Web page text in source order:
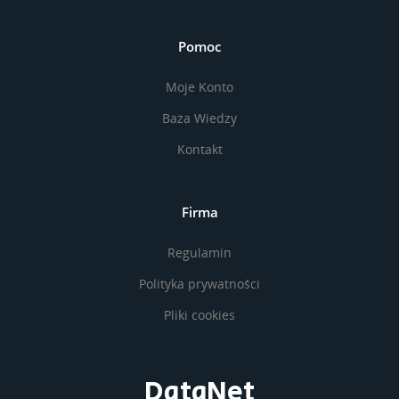
Pomoc
Moje Konto
Baza Wiedzy
Kontakt
Firma
Regulamin
Polityka prywatności
Pliki cookies